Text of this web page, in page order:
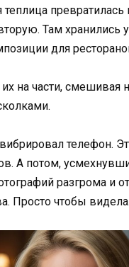
теплица
Там хранились
для
на части, смешивая
телефон.
А потом,
разгрома и
Просто чтобы